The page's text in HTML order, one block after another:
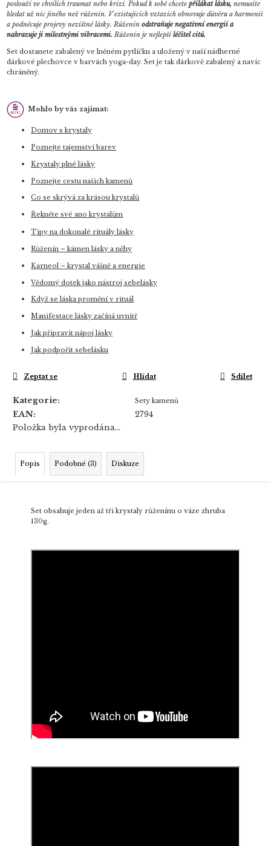
poslouží ve chvílích traumat nebo krizí.Pokud k sobě chcetepřilákat lásku, nemusíte
hledat už nic jiného než růženín. V existujících vztazích obnovuje důvěru a harmonii
a podněcuje projevy nezištné lásky.Růženínodstraňuje negativní energii a
nahrazuje ji milostnými vibracemi. Růženín je nejlepší léčitel citů.
Set dostanete zabalený ve lněném pytlíčku a uložený v naší nádherné
dárkové plechovce v barvách yoga-day.Set je tak dárkově zabalený a navíc
chráněný.
Mohlo by vás zajímat:
Domov s krystaly
Poznejte tajemství barev
Krystaly plné lásky
Poznejte cestu našich kamenů
Co se skrývá za krásou krystalů
Řekněte své ano krystalům
Tipy na dokonalé rituály lásky
Růženín – kámen lásky a něhy
Karneol – krystal vášně a energie
Vědomý dotek jako nástroj sebelásky
Když se láska promění v rituál
Manifestace lásky začíná uvnitř
Jak připravit nápoj lásky
Jak podpořit sebelásku
Kategorie: Sety kamenů
EAN:
2794
Položka byla vyprodána…
Zeptat se Hlídat Sdílet
Popis Podobné (3) Diskuze
Set obsahuje jeden až tři krystaly růženínu o váze zhruba
130g.